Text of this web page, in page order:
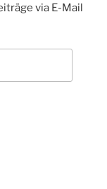
via E-Mail